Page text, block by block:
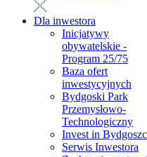
Dla inwestora
Inicjatywy
obywatelskie -
Program 25/75
Baza ofert
inwestycyjnych
Bydgoski Park
Przemysłowo-
Technologiczny
Invest in
Serwis Inwestora